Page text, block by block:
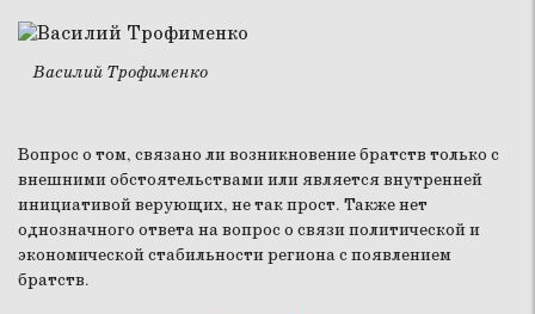
Василий Трофименко
Вопрос о том, связано ли возникновение братств только с
внешними обстоятельствами или является внутренней
инициативой верующих, не так прост. Также нет
однозначного ответа на вопрос о связи политической и
экономической стабильности региона с появлением
братств.